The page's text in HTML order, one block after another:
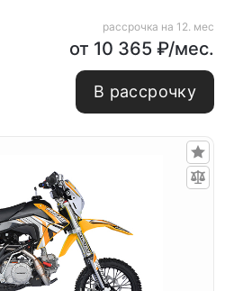
рассрочка на 12. мес
от 10 365 ₽/мес.
В рассрочку